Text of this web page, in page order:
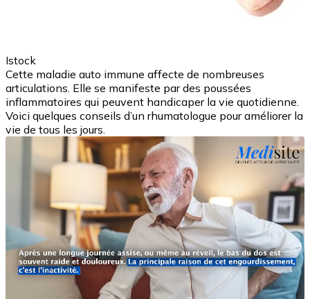
Istock
Cette maladie auto immune affecte de nombreuses
articulations. Elle se manifeste par des poussées
inflammatoires qui peuvent handicaper la vie quotidienne.
Voici quelques conseils d’un rhumatologue pour améliorer la
vie de tous les jours.